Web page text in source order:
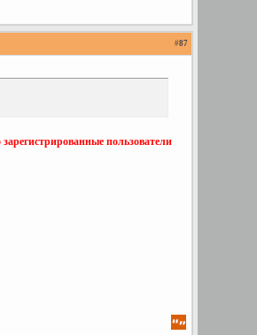
#87
зарегистрированные пользователи